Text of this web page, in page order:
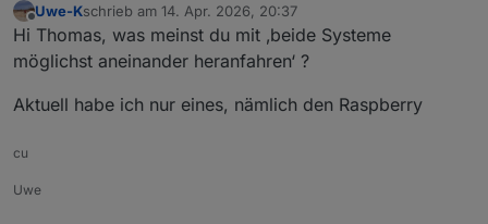
Offline
Uwe-Kschrieb am 14. Apr. 2026, 20:37
zuletzt editiert von
Hi Thomas, was meinst du mit ‚beide Systeme
möglichst aneinander heranfahren‘ ?
Aktuell habe ich nur eines, nämlich den Raspberry
cu
Uwe